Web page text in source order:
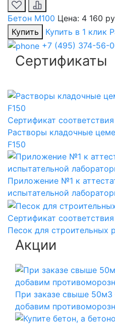
Бетон М100 Цена: 4 160
Купить
Купить в 1 клик
+7 (495) 374-56-
Сертификаты
Сертификат соответствия
Растворы кладочные
F150
Приложение №1 к
испытательной
Сертификат соответствия
Песок для строительных
Акции
При заказе свыше
добавим